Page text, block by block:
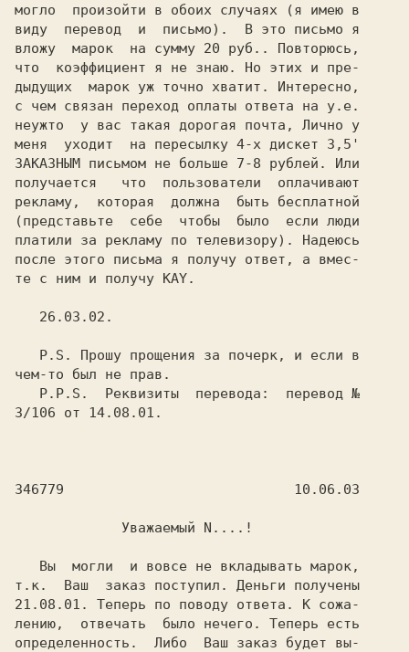
могло  произойти в обоих случаях (я имею в
виду  перевод  и  письмо).  В это письмо я
вложу  марок  на сумму 20 руб.. Повторюсь,
что  коэффициент я не знаю. Но этих и пре-
дыдущих  марок уж точно хватит. Интересно,
с чем связан переход оплаты ответа на у.е.
неужто  у вас такая дорогая почта, Лично у
меня  уходит  на пересылку 4-х дискет 3,5'
ЗАКАЗНЫМ письмом не больше 7-8 рублей. Или
получается   что  пользователи  оплачивают
рекламу,  которая  должна  быть бесплатной
(представьте  себе  чтобы  было  если люди
платили за рекламу по телевизору). Надеюсь
после этого письма я получу ответ, а вмес-
те с ним и получу KAY.
чем-то был не прав.
3/106 от 14.08.01.
346779                            10.06.03
т.к.  Ваш  заказ поступил. Деньги получены
21.08.01. Теперь по поводу ответа. К сожа-
лению,  отвечать  было нечего. Теперь есть
определенность.  Либо  Ваш заказ будет вы-